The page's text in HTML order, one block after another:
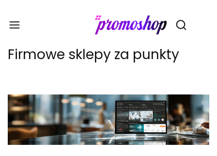
Otwórz
Firmowe sklepy za punkty